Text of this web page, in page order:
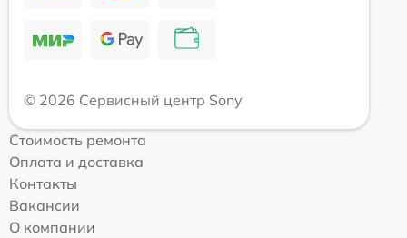
© 2026 Сервисный центр Sony
Стоимость ремонта
Оплата и доставка
Контакты
Вакансии
О компании